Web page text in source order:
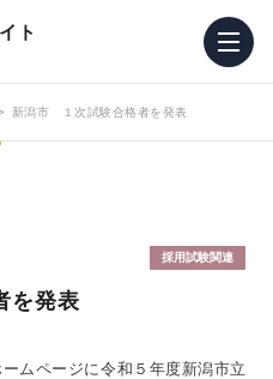
ト
新潟市 １次試験合格者を発表
採用試験関連
を発表
ムページに令和５年度新潟市立